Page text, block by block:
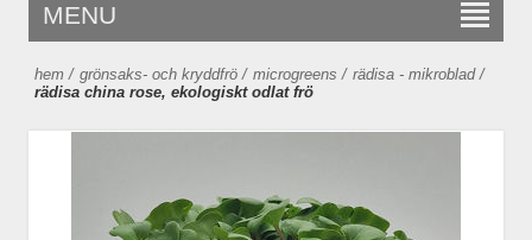
MENU
hem / grönsaks- och kryddfrö / microgreens / rädisa - mikroblad /
rädisa china rose, ekologiskt odlat frö